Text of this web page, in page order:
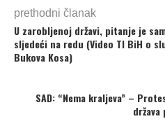
prethodni članak
U zarobljenoj državi, pitanje je
sljedeći na redu (Video TI BiH o
Bukova Kosa)
SAD: “Nema kraljeva” –